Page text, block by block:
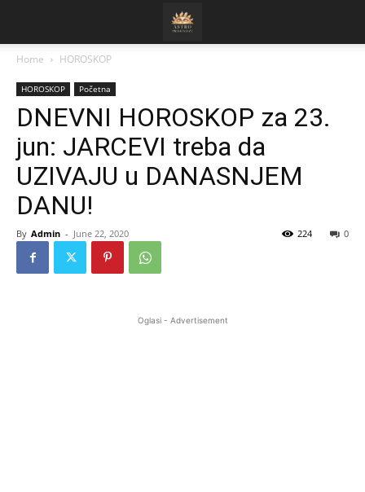
Home HOROSKOP
HOROSKOP Početna
DNEVNI HOROSKOP za 23.
jun: JARCEVI treba da
UZIVAJU u DANASNJEM
DANU!
By Admin - June 22, 2020 0
224
Oglasi - Advertisement